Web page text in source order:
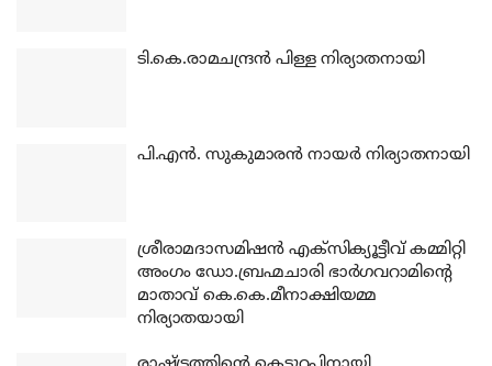
ടി.കെ.രാമചന്ദ്രന്‍ പിള്ള നിര്യാതനായി
പി.എന്‍. സുകുമാരന്‍ നായര്‍ നിര്യാതനായി
ശ്രീരാമദാസമിഷന്‍ എക്‌സിക്യൂട്ടീവ് കമ്മിറ്റി
അംഗം ഡോ.ബ്രഹ്മചാരി ഭാര്‍ഗവറാമിന്റെ
മാതാവ് കെ.കെ.മീനാക്ഷിയമ്മ
നിര്യാതയായി